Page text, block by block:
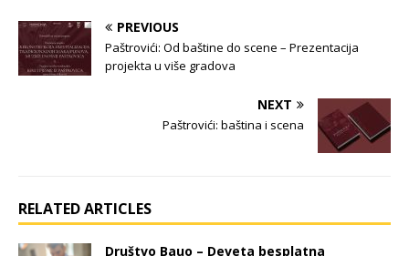
PREVIOUS
Paštrovići: Od baštine do scene – Prezentacija
projekta u više gradova
NEXT
Paštrovići: baština i scena
RELATED ARTICLES
Društvo Bauo – Deveta besplatna